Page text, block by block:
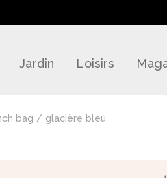
Jardin Loisirs
bag / glacière bleu